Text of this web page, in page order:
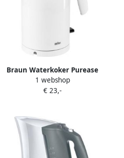
Braun Waterkoker Purease
WK3110WH | Waterkokers |
Keuken&Koken
1 webshop
€ 23,-